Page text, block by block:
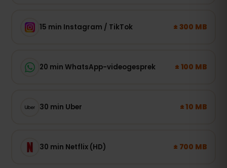
15 min Instagram / TikTok ± 300 MB
20 min WhatsApp-videogesprek ± 100 MB
30 min Uber ± 10 MB
30 min Netflix (HD) ± 700 MB